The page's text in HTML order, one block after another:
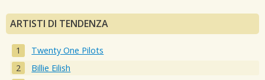
ARTISTI DI TENDENZA
Twenty One Pilots
Billie Eilish